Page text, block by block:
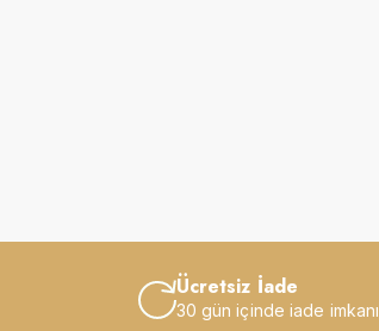
Ücretsiz İade
30 gün içinde iade imkanı